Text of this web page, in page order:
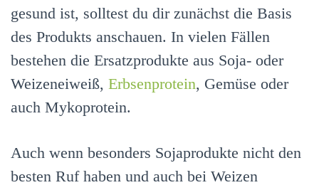
gesund ist, solltest du dir zunächst die Basis
des Produkts anschauen. In vielen Fällen
bestehen die Ersatzprodukte aus Soja- oder
Weizeneiweiß, Erbsenprotein, Gemüse oder
auch Mykoprotein.
Auch wenn besonders Sojaprodukte nicht den
besten Ruf haben und auch bei Weizen